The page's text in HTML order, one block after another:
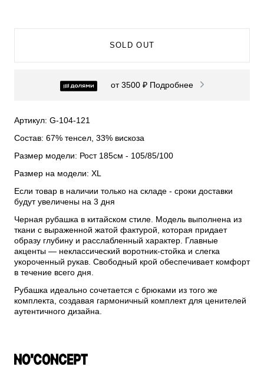
SOLD OUT
от 3500 ₽ Подробнее
Артикул: G-104-121
Состав: 67% тенсел, 33% вискоза
Размер модели: Рост 185см - 105/85/100
Размер на модели: XL
Если товар в наличии только на складе - сроки доставки
будут увеличены на 3 дня
Черная рубашка в китайском стиле. Модель выполнена из
ткани с выраженной жатой фактурой, которая придает
образу глубину и расслабленный характер. Главные
акценты — неклассический воротник-стойка и слегка
укороченный рукав. Свободный крой обеспечивает комфорт
в течение всего дня.
Рубашка идеально сочетается с брюками из того же
комплекта, создавая гармоничный комплект для ценителей
аутентичного дизайна.